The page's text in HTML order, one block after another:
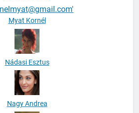
Myat Kornél
Nádasi Esztus
Nagy Andrea